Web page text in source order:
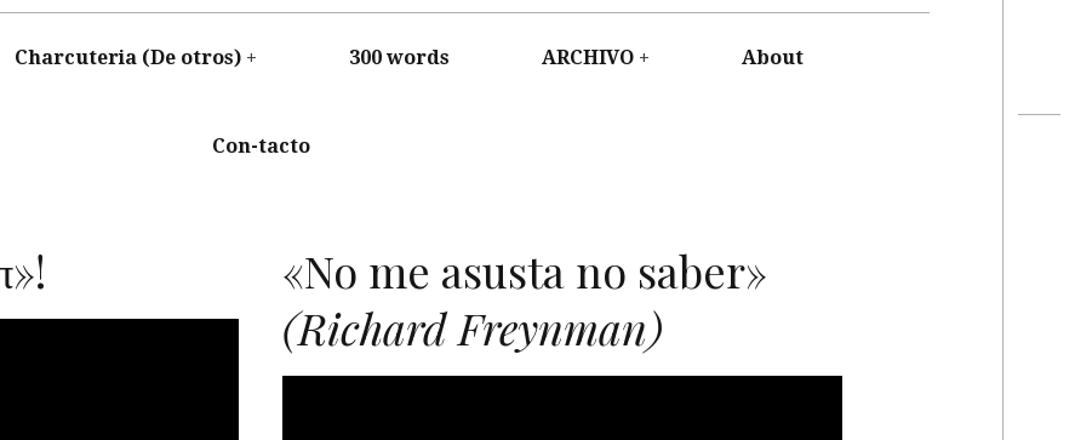
Charcuteria (De otros) 300 words ARCHIVO About
Con-tacto
«No me asusta no saber»
(Richard Freynman)